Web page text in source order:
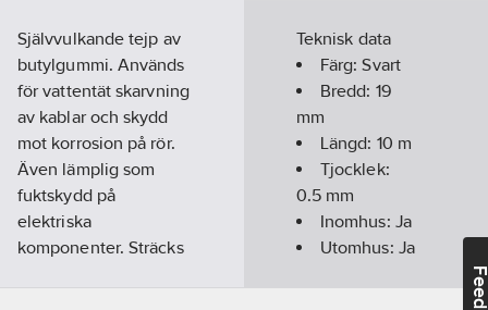
Självvulkande tejp av
butylgummi. Används
för vattentät skarvning
av kablar och skydd
mot korrosion på rör.
Även lämplig som
fuktskydd på
elektriska
komponenter. Sträcks
Teknisk data
Färg:Svart
Bredd: 19
mm
Längd: 10 m
Tjocklek:
0.5 mm
Inomhus: Ja
Utomhus: Ja